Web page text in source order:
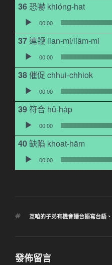
恐嚇 khióng-hat
音訊播放器
00:00
連鞭 lian-mi/liâm-mi
音訊播放器
00:00
催促 chhui-chhiok
音訊播放器
00:00
符合 hû-ha̍p
音訊播放器
00:00
缺陷 khoat-hām
音訊播放器
00:00
標
互咱的子弟有機會讀台語寫台語、
發佈留言